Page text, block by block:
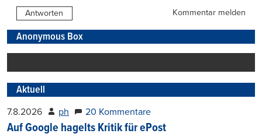
Antworten Kommentar melden
Anonymous Box
Aktuell
7.8.2026 ph 20 Kommentare
Auf Google hagelts Kritik für ePost